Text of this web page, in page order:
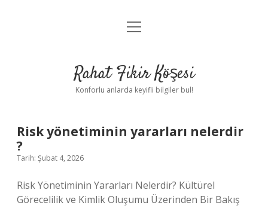
Anasayfa
Yasal Uyarı
menüyü
Rahat Fikir Köşesi
Konforlu anlarda keyifli bilgiler bul!
Risk yönetiminin yararları nelerdir
?
Tarih: Şubat 4, 2026
Risk Yönetiminin Yararları Nelerdir? Kültürel
Görecelilik ve Kimlik Oluşumu Üzerinden Bir Bakış